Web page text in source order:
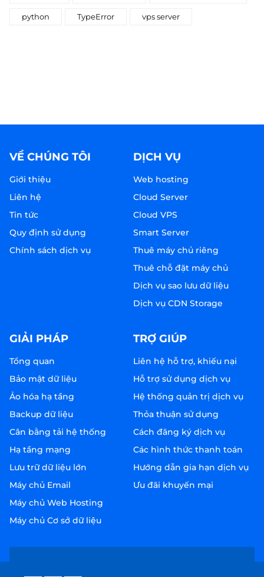
python TypeError vps server
VỀ CHÚNG TÔI
Giới thiệu
Liên hệ
Tin tức
Quy định sử dụng
Chính sách dịch vụ
DỊCH VỤ
Web hosting
Cloud Server
Cloud VPS
Smart Server
Thuê máy chủ riêng
Thuê chỗ đặt máy chủ
Dịch vụ sao lưu dữ liệu
Dịch vụ CDN Storage
GIẢI PHÁP
Tổng quan
Bảo mật dữ liệu
Ảo hóa hạ tầng
Backup dữ liệu
Cân bằng tải hệ thống
Hạ tầng mạng
Lưu trữ dữ liệu lớn
Máy chủ Email
Máy chủ Web Hosting
Máy chủ Cơ sở dữ liệu
TRỢ GIÚP
Liên hệ hỗ trợ, khiếu nại
Hỗ trợ sử dụng dịch vụ
Hệ thống quản trị dịch vụ
Thỏa thuận sử dụng
Cách đăng ký dịch vụ
Các hình thức thanh toán
Hướng dẫn gia hạn dịch vụ
Ưu đãi khuyến mại